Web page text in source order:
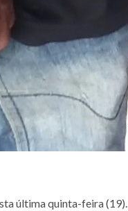
última quinta-feira (19).